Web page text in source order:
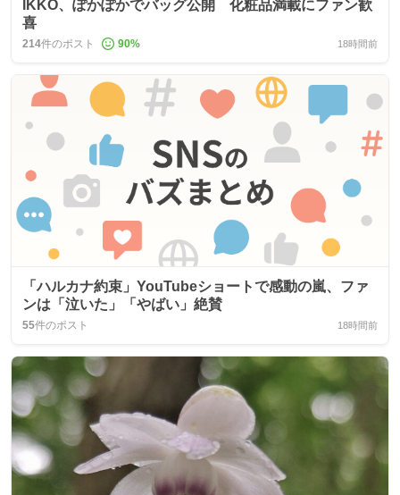
IKKO、ぽかぽかでバッグ公開 化粧品満載にファン歓
喜
214件のポスト 90% 18時間前
「ハルカナ約束」YouTubeショートで感動の嵐、ファ
ンは「泣いた」「やばい」絶賛
55件のポスト 18時間前